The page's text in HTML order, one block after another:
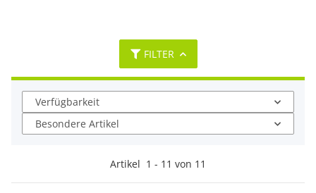
FILTER
Verfügbarkeit
Besondere Artikel
Artikel 1 - 11 von 11